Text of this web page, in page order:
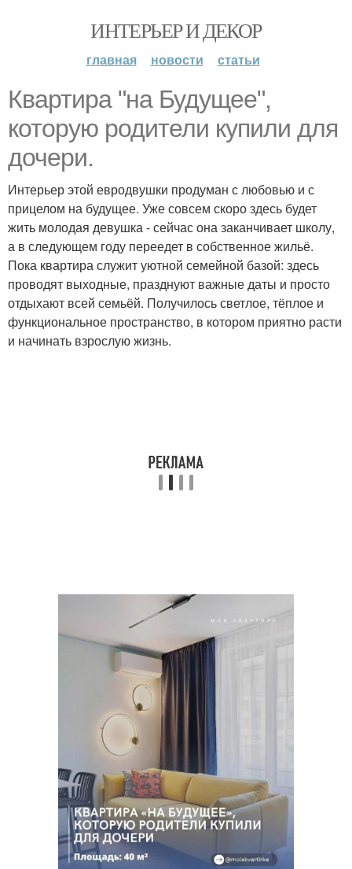
ИНТЕРЬЕР И ДЕКОР
главная новости статьи
Квартира "на Будущее",
которую родители купили для
дочери.
Интерьер этой евродвушки продуман с любовью и с
прицелом на будущее. Уже совсем скоро здесь будет
жить молодая девушка - сейчас она заканчивает школу,
а в следующем году переедет в собственное жильё.
Пока квартира служит уютной семейной базой: здесь
проводят выходные, празднуют важные даты и просто
отдыхают всей семьёй. Получилось светлое, тёплое и
функциональное пространство, в котором приятно расти
и начинать взрослую жизнь.